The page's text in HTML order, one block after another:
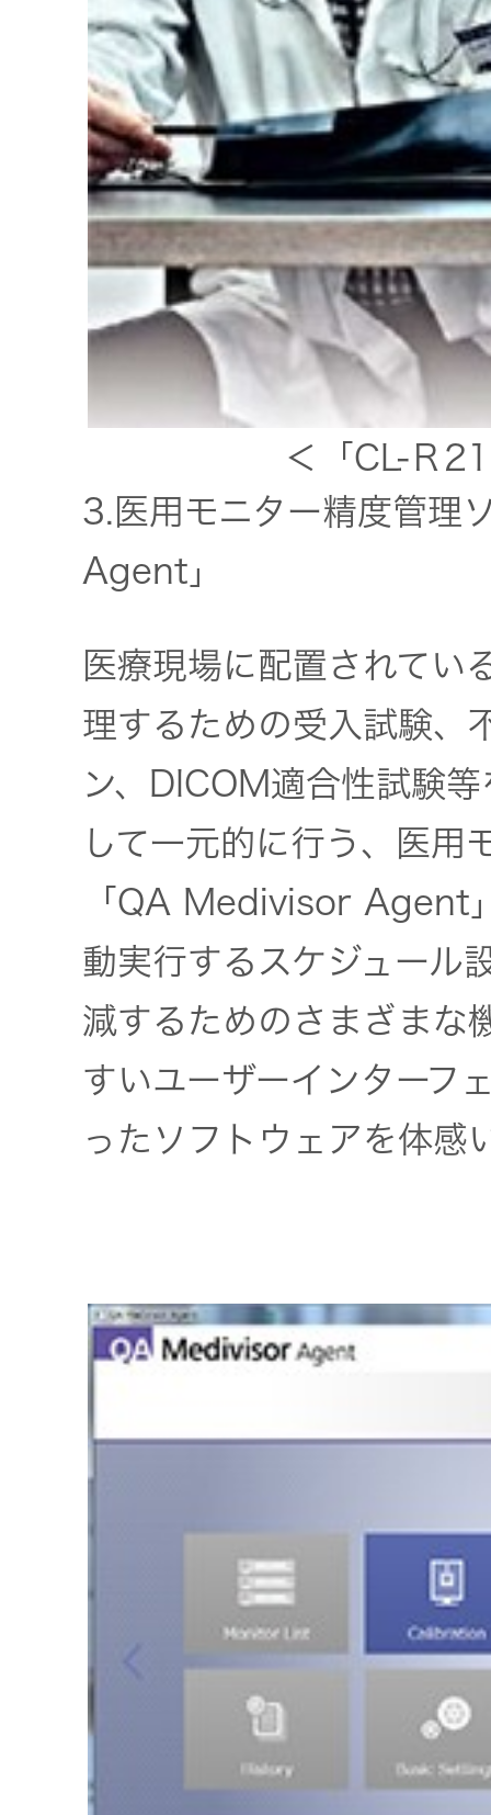
＜「CL-Ｒ
3.医用モニター精度管
Agent」
医療現場に配置されてい
理するための受入試験、
ン、DICOM適合性試験
して一元的に行う、医用
「QA Medivisor Agent
動実行するスケジュール
減するためのさまざまな
すいユーザーインターフ
ったソフトウェアを体感